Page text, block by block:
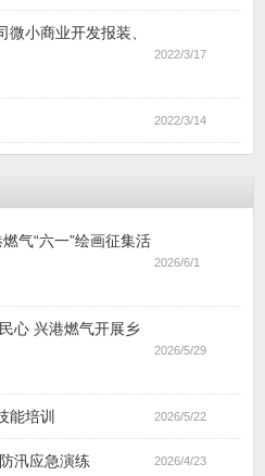
小商业开发报装、
2022/3/17
2022/3/14
气“六一”绘画征集活
2026/6/1
心 兴港燃气开展乡
2026/5/29
能培训 2026/5/22
汛应急演练 2026/4/23